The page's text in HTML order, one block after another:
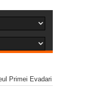
Primei Evadari